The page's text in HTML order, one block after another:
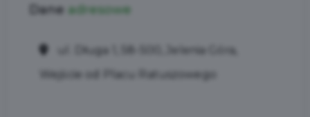
Dane adresowe
ul. Długa 1, 58-500, Jelenia Góra,
Wejście od Placu Ratuszowego